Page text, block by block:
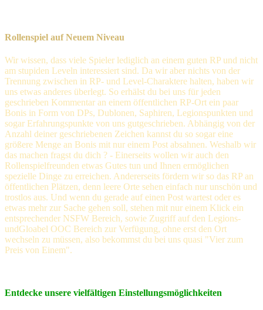
Rollenspiel auf Neuem Niveau
Wir wissen, dass viele Spieler lediglich an einem guten RP und nicht
am stupiden Leveln interessiert sind. Da wir aber nichts von der
Trennung zwischen in RP- und Level-Charaktere halten, haben wir
uns etwas anderes überlegt. So erhälst du bei uns für jeden
geschrieben Kommentar an einem öffentlichen RP-Ort ein paar
Bonis in Form von DPs, Dublonen, Saphiren, Legionspunkten und
sogar Erfahrungspunkte von uns gutgeschrieben. Abhängig von der
Anzahl deiner geschriebenen Zeichen kannst du so sogar eine
größere Menge an Bonis mit nur einem Post absahnen. Weshalb wir
das machen fragst du dich ? - Einerseits wollen wir auch den
Rollenspielfreunden etwas Gutes tun und Ihnen ermöglichen
spezielle Dinge zu erreichen. Andererseits fördern wir so das RP an
öffentlichen Plätzen, denn leere Orte sehen einfach nur unschön und
trostlos aus. Und wenn du gerade auf einen Post wartest oder es
etwas mehr zur Sache gehen soll, stehen mit nur einem Klick ein
entsprechender NSFW Bereich, sowie Zugriff auf den Legions-
undGloabel OOC Bereich zur Verfügung, ohne erst den Ort
wechseln zu müssen, also bekommst du bei uns quasi "Vier zum
Preis von Einem".
Entdecke unsere vielfältigen Einstellungsmöglichkeiten